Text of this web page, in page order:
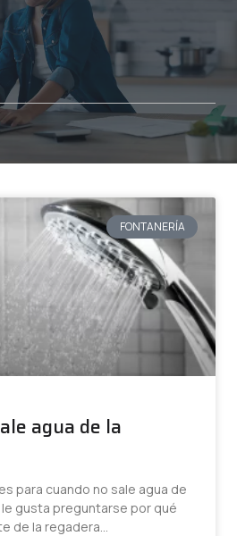
FONTANERÍA
agua de la
para cuando no sale agua de
le gusta preguntarse por qué
de la regadera…